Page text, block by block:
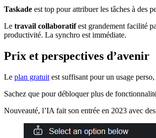
Taskade est top pour attribuer les tâches à des
Le travail collaboratifest grandement facilité
productivité. La synchro est immédiate.
Prix et perspectives d’avenir
Le plan gratuit est suffisant pour un usage
Sachez que pour débloquer plus de
Nouveauté, l’IA fait son entrée en 2023 avec